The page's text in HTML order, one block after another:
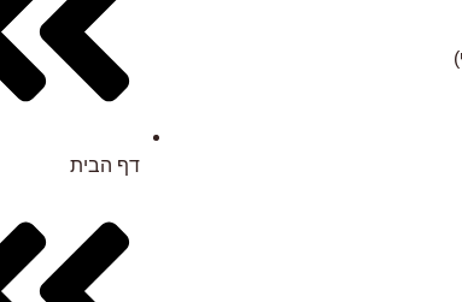
דף הבית